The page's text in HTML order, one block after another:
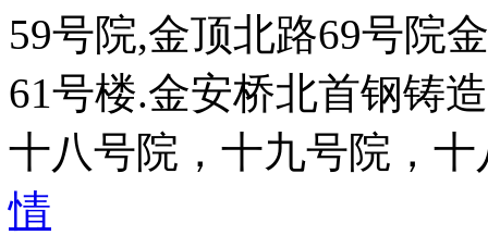
59号院,金顶北路69号院
61号楼.金安桥北首钢铸
十八号院，十九号院，
情